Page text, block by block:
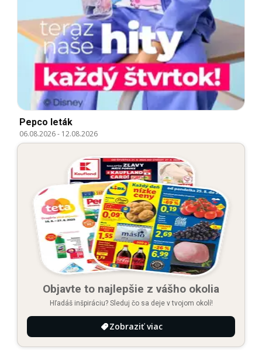
Pepco leták
06.08.2026- 12.08.2026
Objavte to najlepšie z vášho okolia
Hľadáš inšpiráciu? Sleduj čo sa deje v tvojom okolí!
Zobraziť viac